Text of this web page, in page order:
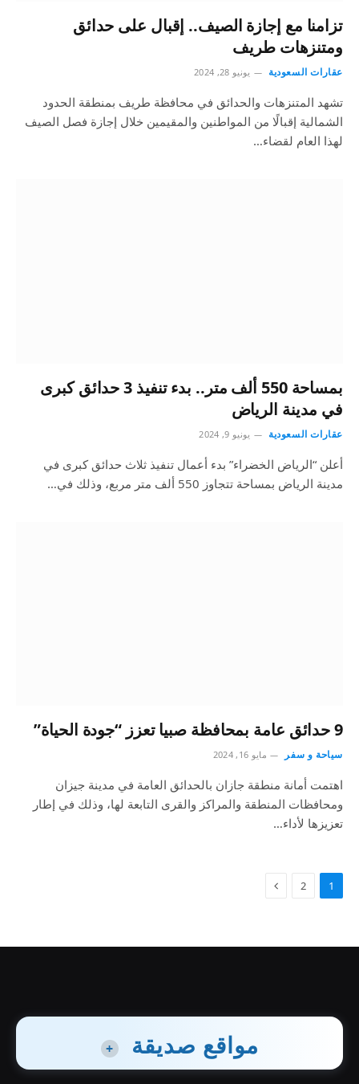
تزامنا مع إجازة الصيف.. إقبال على حدائق
ومتنزهات طريف
عقارات السعودية يونيو 28, 2024
تشهد المتنزهات والحدائق في محافظة طريف بمنطقة الحدود
الشمالية إقبالًا من المواطنين والمقيمين خلال إجازة فصل الصيف
لهذا العام لقضاء…
بمساحة 550 ألف متر.. بدء تنفيذ 3 حدائق كبرى
في مدينة الرياض
عقارات السعودية يونيو 9, 2024
أعلن “الرياض الخضراء” بدء أعمال تنفيذ ثلاث حدائق كبرى في
مدينة الرياض بمساحة تتجاوز 550 ألف متر مربع، وذلك في…
9 حدائق عامة بمحافظة صبيا تعزز “جودة الحياة”
سياحة و سفر مايو 16, 2024
اهتمت أمانة منطقة جازان بالحدائق العامة في مدينة جيزان
ومحافظات المنطقة والمراكز والقرى التابعة لها، وذلك في إطار
تعزيزها لأداء…
1
2
مواقع صديقة +